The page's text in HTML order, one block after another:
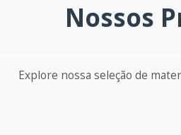
Nossos
Explore nossa seleção de